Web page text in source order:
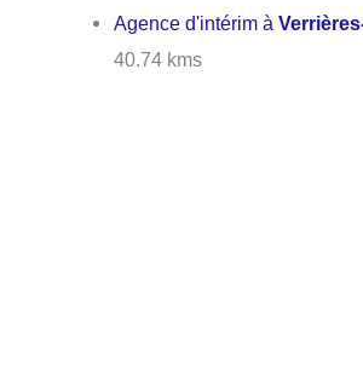
Agence d'intérim à
40.74 kms